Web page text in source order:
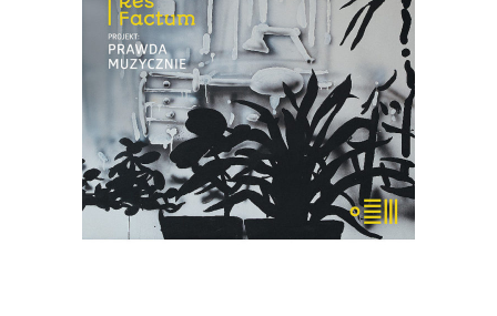
Płyta, która jest efektem spotkania
trojga muzyków z reporterem –
Mariuszem Szczygłem. Słowa spotkały
się tu z dźwiękiem kreowanym na żywo.
29.00 zł 18.85zł
KSIĄŻKA DO KOSZYKA